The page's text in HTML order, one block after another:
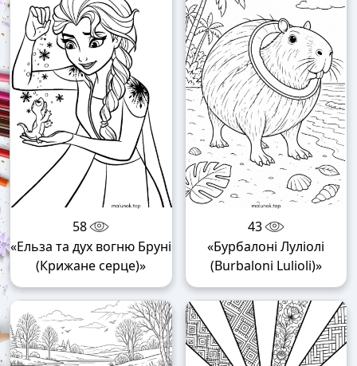
58
«Ельза та дух вогню Бруні
(Крижане серце)»
43
«Бурбалоні Луліолі
(Burbaloni Lulioli)»